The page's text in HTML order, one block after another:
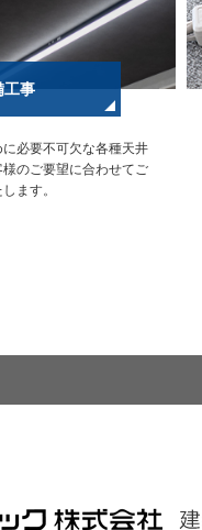
工事
必要不可欠な各種天井
のご要望に合わせてご
ます。